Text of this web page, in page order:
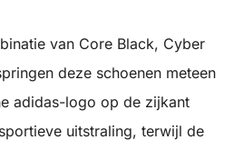
van Core Black, Cyber
deze schoenen meteen
adidas-logo op de zijkant
uitstraling, terwijl de